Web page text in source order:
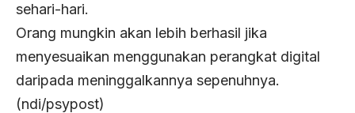
sehari-hari.
Orang mungkin akan lebih berhasil jika
menyesuaikan menggunakan perangkat digital
daripada meninggalkannya sepenuhnya.
(ndi/psypost)